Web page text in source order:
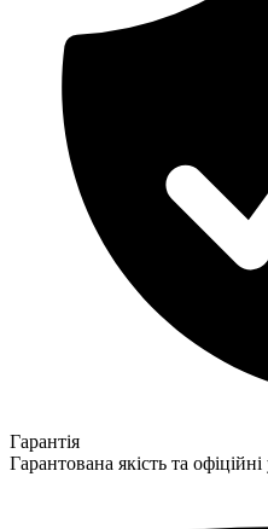
Гарантія
Гарантована якість та